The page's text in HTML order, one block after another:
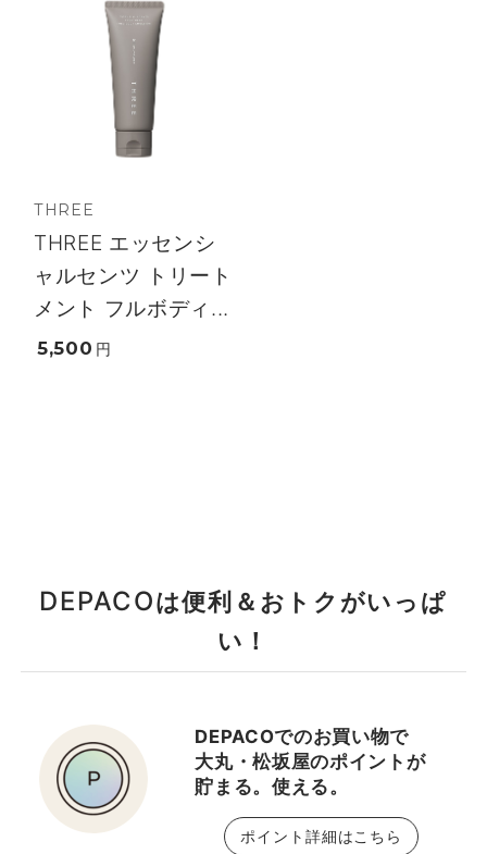
THREE
THREE エッセンシ
ャルセンツ トリート
メント フルボディ...
5,500 円
DEPACOは便利＆おトクがいっぱ
い！
DEPACOでのお買い物で
大丸・松坂屋のポイントが
貯まる。使える。
ポイント詳細はこちら